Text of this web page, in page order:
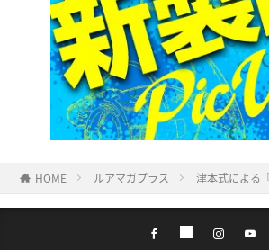
HOME ルアマガプラス 津本式による